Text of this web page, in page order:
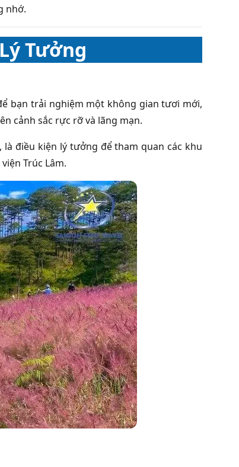
nhớ.
Tưởng
bạn trải nghiệm một không gian tươi mới,
cảnh sắc rực rỡ và lãng mạn.
điều kiện lý tưởng để tham quan các khu
Trúc Lâm.